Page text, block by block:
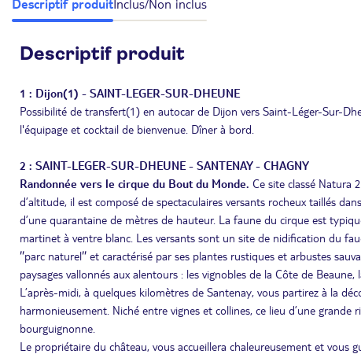
Descriptif produit
1 : Dijon(1) - SAINT-LEGER-SUR-DHEUNE
Possibilité de transfert(1) en autocar de Dijon vers Saint-Léger-Sur-
l'équipage et cocktail de bienvenue. Dîner à bord.
2 : SAINT-LEGER-SUR-DHEUNE - SANTENAY - CHAGNY
Randonnée vers le cirque du Bout du Monde. Ce site classé Natura
d’altitude, il est composé de spectaculaires versants rocheux taillés
d’une quarantaine de mètres de hauteur. La faune du cirque est
martinet à ventre blanc. Les versants sont un site de nidification du
″parc naturel″ et caractérisé par ses plantes rustiques et arbustes
paysages vallonnés aux alentours : les vignobles de la Côte de
L’après-midi, à quelques kilomètres de Santenay, vous partirez à la
harmonieusement. Niché entre vignes et collines, ce lieu d’une
bourguignonne.
Le propriétaire du château, vous accueillera chaleureusement et vous